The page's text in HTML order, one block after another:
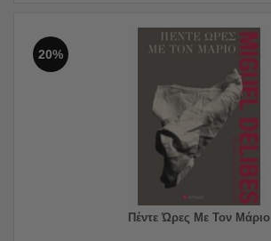
20%
Πέντε Ώρες Με Τον Μάριο